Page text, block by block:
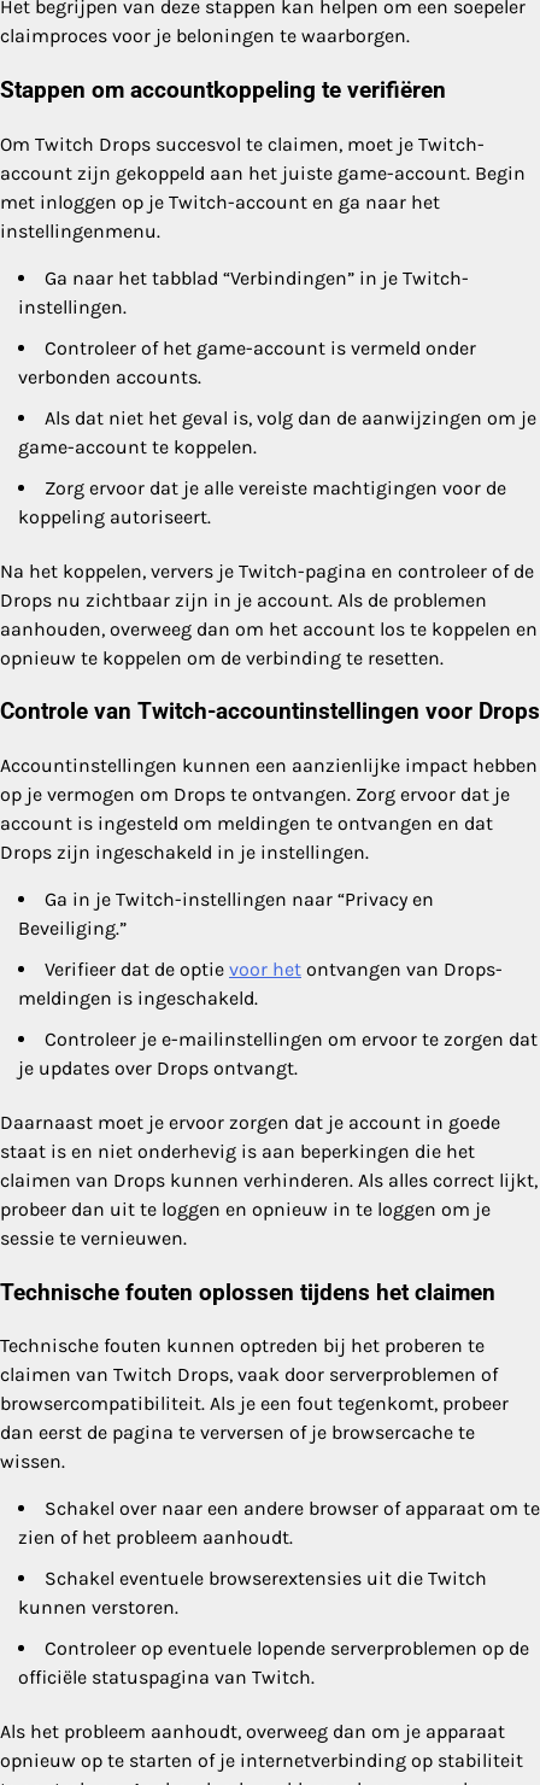
Het begrijpen van deze stappen kan helpen om een soepeler
claimproces voor je beloningen te waarborgen.
Stappen om accountkoppeling te verifiëren
Om Twitch Drops succesvol te claimen, moet je Twitch-
account zijn gekoppeld aan het juiste game-account. Begin
met inloggen op je Twitch-account en ga naar het
instellingenmenu.
Ga naar het tabblad “Verbindingen” in je Twitch-
instellingen.
Controleer of het game-account is vermeld onder
verbonden accounts.
Als dat niet het geval is, volg dan de aanwijzingen om je
game-account te koppelen.
Zorg ervoor dat je alle vereiste machtigingen voor de
koppeling autoriseert.
Na het koppelen, ververs je Twitch-pagina en controleer of de
Drops nu zichtbaar zijn in je account. Als de problemen
aanhouden, overweeg dan om het account los te koppelen en
opnieuw te koppelen om de verbinding te resetten.
Controle van Twitch-accountinstellingen voor Drops
Accountinstellingen kunnen een aanzienlijke impact hebben
op je vermogen om Drops te ontvangen. Zorg ervoor dat je
account is ingesteld om meldingen te ontvangen en dat
Drops zijn ingeschakeld in je instellingen.
Ga in je Twitch-instellingen naar “Privacy en
Beveiliging.”
Verifieer dat de optie voor het ontvangen van Drops-
meldingen is ingeschakeld.
Controleer je e-mailinstellingen om ervoor te zorgen dat
je updates over Drops ontvangt.
Daarnaast moet je ervoor zorgen dat je account in goede
staat is en niet onderhevig is aan beperkingen die het
claimen van Drops kunnen verhinderen. Als alles correct lijkt,
probeer dan uit te loggen en opnieuw in te loggen om je
sessie te vernieuwen.
Technische fouten oplossen tijdens het claimen
Technische fouten kunnen optreden bij het proberen te
claimen van Twitch Drops, vaak door serverproblemen of
browsercompatibiliteit. Als je een fout tegenkomt, probeer
dan eerst de pagina te verversen of je browsercache te
wissen.
Schakel over naar een andere browser of apparaat om te
zien of het probleem aanhoudt.
Schakel eventuele browserextensies uit die Twitch
kunnen verstoren.
Controleer op eventuele lopende serverproblemen op de
officiële statuspagina van Twitch.
Als het probleem aanhoudt, overweeg dan om je apparaat
opnieuw op te starten of je internetverbinding op stabiliteit